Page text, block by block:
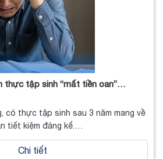
thực tập sinh “mất tiền oan”…
có thực tập sinh sau 3 năm mang về
tiết kiệm đáng kể.…
Chi tiết